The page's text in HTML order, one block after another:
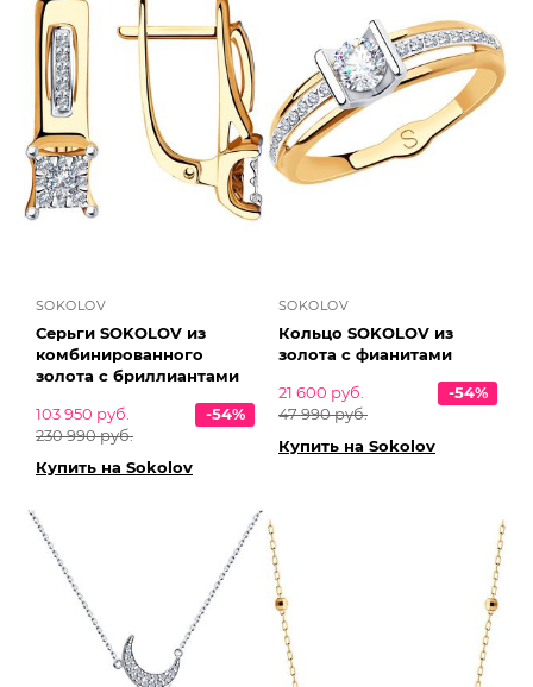
SOKOLOV
Серьги SOKOLOV из
комбинированного
золота с бриллиантами
103 950 руб.
230 990 руб.
-54%
Купить на Sokolov
SOKOLOV
Кольцо SOKOLOV из
золота с фианитами
21 600 руб.
47 990 руб.
-54%
Купить на Sokolov